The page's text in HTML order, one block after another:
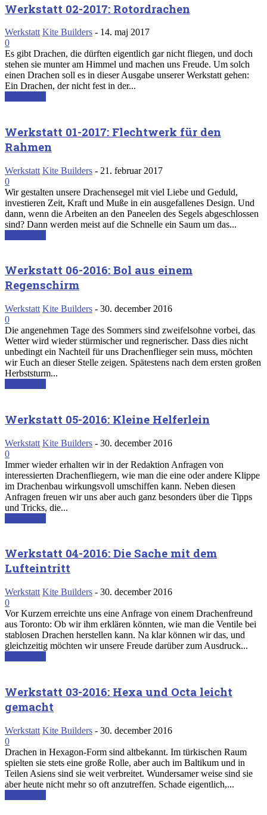
Werkstatt 02-2017: Rotordrachen
Werkstatt Kite Builders - 14. maj 2017
0
Es gibt Drachen, die dürften eigentlich gar nicht fliegen, und doch
stehen sie munter am Himmel und machen uns Freude. Um solch
einen Drachen soll es in dieser Ausgabe unserer Werkstatt gehen:
Ein Drachen, der nicht fest in der...
Werkstatt 01-2017: Flechtwerk für den
Rahmen
Werkstatt Kite Builders - 21. februar 2017
0
Wir gestalten unsere Drachensegel mit viel Liebe und Geduld,
investieren Zeit, Kraft und Muße in ein ausgefallenes Design. Und
dann, wenn die Arbeiten an den Paneelen des Segels abgeschlossen
sind? Dann werden meist auf die Schnelle ein Saum um das...
Werkstatt 06-2016: Bol aus einem
Regenschirm
Werkstatt Kite Builders - 30. december 2016
0
Die angenehmen Tage des Sommers sind zweifelsohne vorbei, das
Wetter wird wieder stürmischer und regnerischer. Dass dies nicht
unbedingt ein Nachteil für uns Drachenflieger sein muss, möchten
wir Euch an dieser Stelle zeigen. Spätestens nach dem ersten großen
Herbststurm...
Werkstatt 05-2016: Kleine Helferlein
Werkstatt Kite Builders - 30. december 2016
0
Immer wieder erhalten wir in der Redaktion Anfragen von
interessierten Drachenfliegern, wie man die eine oder andere Klippe
im Drachenbau wirkungsvoll umschiffen kann. Neben diesen
Anfragen freuen wir uns aber auch ganz besonders über die Tipps
und Tricks, die...
Werkstatt 04-2016: Die Sache mit dem
Lufteintritt
Werkstatt Kite Builders - 30. december 2016
0
Vor Kurzem erreichte uns eine Anfrage von einem Drachenfreund
aus Toronto: Ob wir ihm erklären könnten, wie man die Ventile bei
stablosen Drachen herstellen kann. Na klar können wir das, und
gleichzeitig möchten wir unsere Freude darüber zum Ausdruck...
Werkstatt 03-2016: Hexa und Octa leicht
gemacht
Werkstatt Kite Builders - 30. december 2016
0
Drachen in Hexagon-Form sind altbekannt. Im türkischen Raum
spielten sie stets eine große Rolle, aber auch im Baltikum und in
Teilen Asiens sind sie weit verbreitet. Wundersamer weise sind sie
aber heute nicht mehr so oft anzutreffen. Schade eigentlich,...